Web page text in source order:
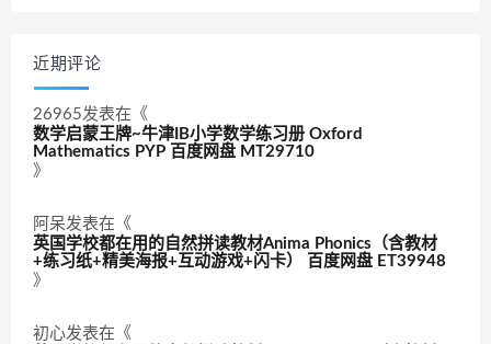
近期评论
26965发表在《
数学启蒙王牌~牛津IB小学数学练习册 Oxford
Mathematics PYP 百度网盘 MT29710
》
阿呆发表在《
英国学校都在用的自然拼读教材Anima Phonics（含教材
+练习纸+精美海报+互动游戏+闪卡） 百度网盘 ET39948
》
初心发表在《